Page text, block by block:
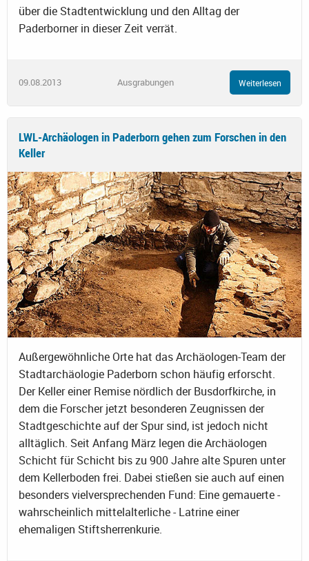
über die Stadtentwicklung und den Alltag der
Paderborner in dieser Zeit verrät.
09.08.2013 Ausgrabungen Weiterlesen
LWL-Archäologen in Paderborn gehen zum Forschen in den
Keller
Außergewöhnliche Orte hat das Archäologen-Team der
Stadtarchäologie Paderborn schon häufig erforscht.
Der Keller einer Remise nördlich der Busdorfkirche, in
dem die Forscher jetzt besonderen Zeugnissen der
Stadtgeschichte auf der Spur sind, ist jedoch nicht
alltäglich. Seit Anfang März legen die Archäologen
Schicht für Schicht bis zu 900 Jahre alte Spuren unter
dem Kellerboden frei. Dabei stießen sie auch auf einen
besonders vielversprechenden Fund: Eine gemauerte -
wahrscheinlich mittelalterliche - Latrine einer
ehemaligen Stiftsherrenkurie.